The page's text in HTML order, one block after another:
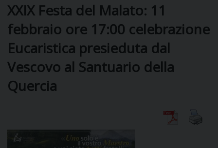
DIOCESI
CURIA
CLERO
XXIX Festa del Malato: 11
febbraio ore 17:00 celebrazione
Eucaristica presieduta dal
Vescovo al Santuario della
Quercia